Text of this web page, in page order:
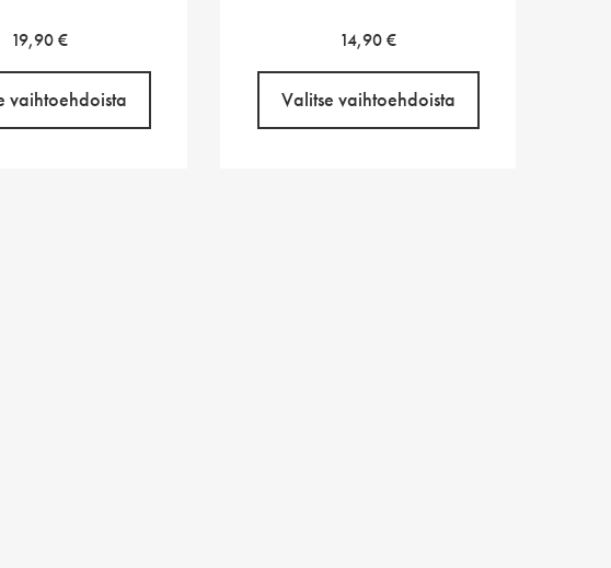
19,90€
vaihtoehdoista
14,90€
Valitse vaihtoehdoista